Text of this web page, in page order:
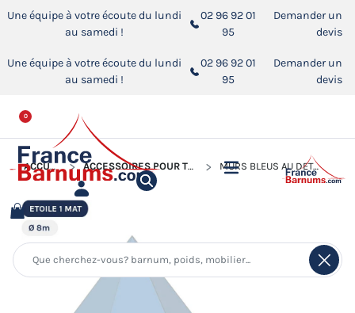
Une équipe à votre écoute du lundi
au samedi !
02 96 92 01
95
Demander un
devis
Une équipe à votre écoute du lundi
au samedi !
02 96 92 01
95
Demander un
devis
0
ACCUEIL ACCESSOIRES POUR TENTES DE RÉCEPTION MURS BLEUS AU DÉTAIL POUR TENTE ÉTOILE Ø8M